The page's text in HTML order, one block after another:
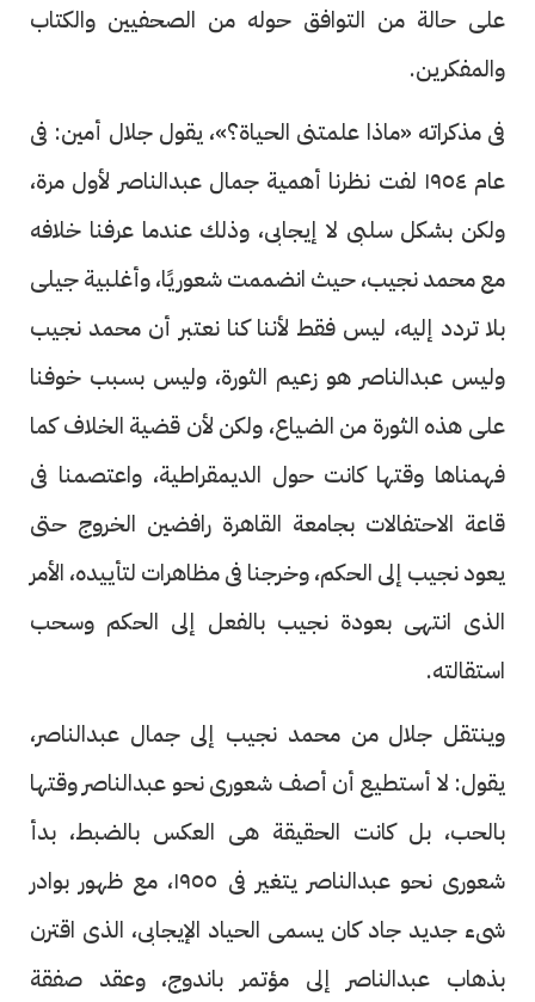
على حالة من التوافق حوله من الصحفيين والكتاب
والمفكرين.
فى مذكراته «ماذا علمتنى الحياة؟»، يقول جلال أمين: فى
عام ١٩٥٤ لفت نظرنا أهمية جمال عبدالناصر لأول مرة،
ولكن بشكل سلبى لا إيجابى، وذلك عندما عرفنا خلافه
مع محمد نجيب، حيث انضممت شعوريًا، وأغلبية جيلى
بلا تردد إليه، ليس فقط لأننا كنا نعتبر أن محمد نجيب
وليس عبدالناصر هو زعيم الثورة، وليس بسبب خوفنا
على هذه الثورة من الضياع، ولكن لأن قضية الخلاف كما
فهمناها وقتها كانت حول الديمقراطية، واعتصمنا فى
قاعة الاحتفالات بجامعة القاهرة رافضين الخروج حتى
يعود نجيب إلى الحكم، وخرجنا فى مظاهرات لتأييده، الأمر
الذى انتهى بعودة نجيب بالفعل إلى الحكم وسحب
استقالته.
وينتقل جلال من محمد نجيب إلى جمال عبدالناصر،
يقول: لا أستطيع أن أصف شعورى نحو عبدالناصر وقتها
بالحب، بل كانت الحقيقة هى العكس بالضبط، بدأ
شعورى نحو عبدالناصر يتغير فى ١٩٥٥، مع ظهور بوادر
شىء جديد جاد كان يسمى الحياد الإيجابى، الذى اقترن
بذهاب عبدالناصر إلى مؤتمر باندوج، وعقد صفقة